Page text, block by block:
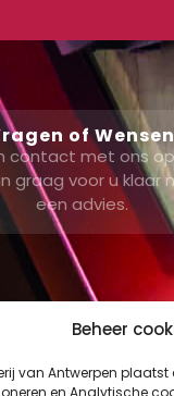
Beheer
van Antwerpen
en Analytische
of Wensen
contact met ons
graag voor u klaar
een advies.